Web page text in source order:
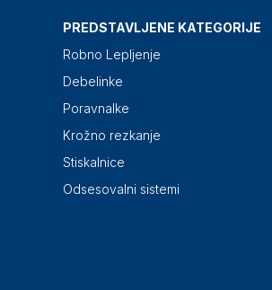
PREDSTAVLJENE KATEGORIJE
Robno Lepljenje
Debelinke
Poravnalke
Krožno rezkanje
Stiskalnice
Odsesovalni sistemi